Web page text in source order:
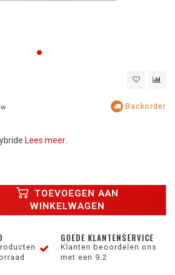
Backorder
Lees meer..
TOEVOEGEN AAN
WINKELWAGEN
GOEDE KLANTENSERVICE
Klanten beoordelen ons
met een 9.2